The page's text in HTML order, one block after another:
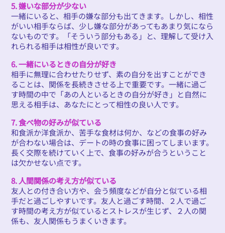
5. 嫌いな部分が少ない
一緒にいると、相手の嫌な部分も出てきます。しかし、相性
がいい相手ならば、少し嫌な部分があってもあまり気になら
ないものです。「そういう部分もある」と、理解して受け入
れられる相手は相性が良いです。
6. 一緒にいるときの自分が好き
相手に無理に合わせたりせず、素の自分を出すことができ
ることは、関係を長続きさせる上で重要です。一緒に過ご
す時間の中で「あの人といるときの自分が好き」と自然に
思える相手は、あなたにとって相性の良い人です。
7. 食べ物の好みが似ている
和食派か洋食派か、苦手な食材は何か、などの食事の好み
が合わない場合は、デートの時の食事に困ってしまいます。
長く交際を続けていく上で、食事の好みが合うということ
は欠かせない点です。
8. 人間関係の考え方が似ている
友人との付き合い方や、会う頻度などが自分と似ている相
手だと過ごしやすいです。友人と過ごす時間、２人で過ご
す時間の考え方が似ているとストレスが生じず、２人の関
係も、友人関係もうまくいきます。